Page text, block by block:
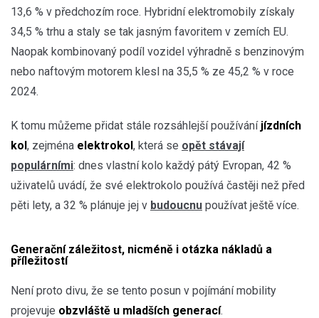
13,6 % v předchozím roce. Hybridní elektromobily získaly
34,5 % trhu a staly se tak jasným favoritem v zemích EU.
Naopak kombinovaný podíl vozidel výhradně s benzinovým
nebo naftovým motorem klesl na 35,5 % ze 45,2 % v roce
2024.
K tomu můžeme přidat stále rozsáhlejší používání jízdních
kol, zejména elektrokol, která se opět stávají
populárními: dnes vlastní kolo každý pátý Evropan, 42 %
uživatelů uvádí, že své elektrokolo používá častěji než před
pěti lety, a 32 % plánuje jej v budoucnu používat ještě více.
Generační záležitost, nicméně i otázka nákladů a
příležitostí
Není proto divu, že se tento posun v pojímání mobility
projevuje obzvláště u mladších generací.